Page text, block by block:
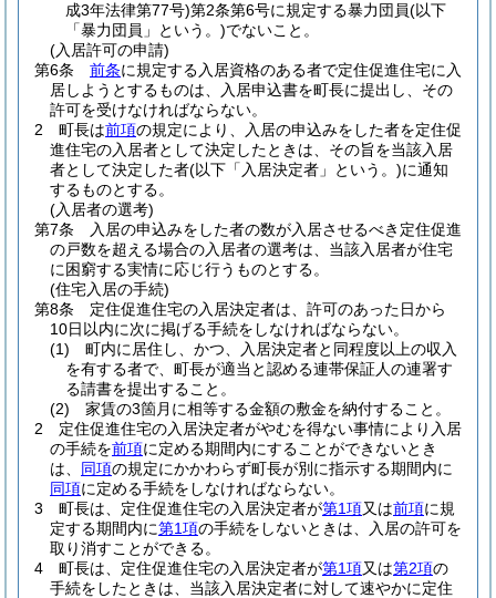
成3年法律第77号)第2条第6号に規定する暴力団員(以下
「暴力団員」という。)でないこと。
(入居許可の申請)
第6条
前条に規定する入居資格のある者で定住促進住宅に入
居しようとするものは、入居申込書を町長に提出し、その
許可を受けなければならない。
2
町長は前項の規定により、入居の申込みをした者を定住促
進住宅の入居者として決定したときは、その旨を当該入居
者として決定した者(以下「入居決定者」という。)に通知
するものとする。
(入居者の選考)
第7条
入居の申込みをした者の数が入居させるべき定住促進
の戸数を超える場合の入居者の選考は、当該入居者が住宅
に困窮する実情に応じ行うものとする。
(住宅入居の手続)
第8条
定住促進住宅の入居決定者は、許可のあった日から
10日以内に次に掲げる手続をしなければならない。
(1)
町内に居住し、かつ、入居決定者と同程度以上の収入
を有する者で、町長が適当と認める連帯保証人の連署す
る請書を提出すること。
(2)
家賃の3箇月に相等する金額の敷金を納付すること。
2
定住促進住宅の入居決定者がやむを得ない事情により入居
の手続を前項に定める期間内にすることができないとき
は、 同項の規定にかかわらず町長が別に指示する期間内に
同項に定める手続をしなければならない。
3
町長は、定住促進住宅の入居決定者が第1項又は前項に規
定する期間内に第1項の手続をしないときは、入居の許可を
取り消すことができる。
4
町長は、定住促進住宅の入居決定者が第1項又は第2項の
手続をしたときは、当該入居決定者に対して速やかに定住